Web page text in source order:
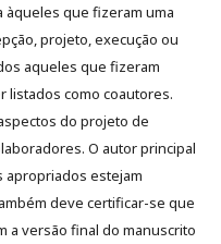
que fizeram uma
projeto, execução ou
aqueles que fizeram
listados como coautores.
do projeto de
O autor principal
estejam
deve certificar-se que
a versão final do manuscrito